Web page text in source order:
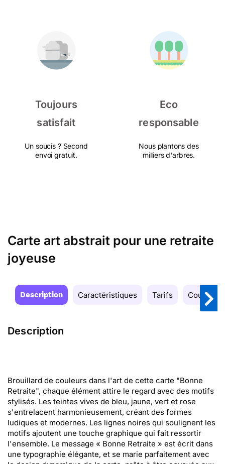
Toujours
satisfait
Un soucis ? Second
envoi gratuit.
Eco
responsable
Nous plantons des
milliers d'arbres.
Carte art abstrait pour une retraite
joyeuse
Description Caractéristiques Tarifs Couleurs
Description
Brouillard de couleurs dans l'art de cette carte "Bonne
Retraite", chaque élément attire le regard avec des motifs
stylisés. Les teintes vives de bleu, jaune, vert et rose
s'entrelacent harmonieusement, créant des formes
ludiques et modernes. Les lignes noires qui soulignent les
motifs ajoutent une touche graphique qui fait ressortir
l'ensemble. Le message « Bonne Retraite » est écrit dans
une typographie élégante, et se marie parfaitement avec